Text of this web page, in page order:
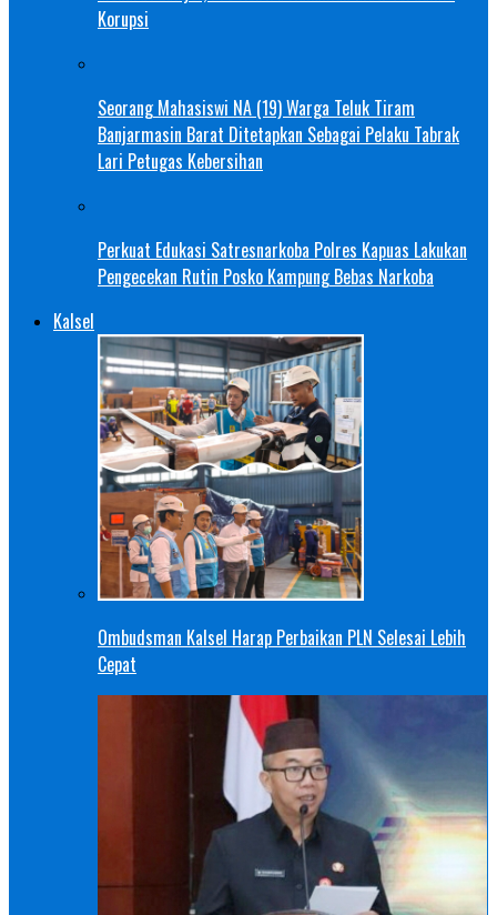
Korupsi
Seorang Mahasiswi NA (19) Warga Teluk Tiram
Banjarmasin Barat Ditetapkan Sebagai Pelaku Tabrak
Lari Petugas Kebersihan
Perkuat Edukasi Satresnarkoba Polres Kapuas Lakukan
Pengecekan Rutin Posko Kampung Bebas Narkoba
Kalsel
Ombudsman Kalsel Harap Perbaikan PLN Selesai Lebih
Cepat